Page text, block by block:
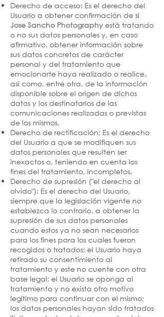
Derecho de acceso: Es el derecho del
Usuario a obtener confirmación de si
Jose Sancho Photography está tratando
o no sus datos personales y, en caso
afirmativo, obtener información sobre
sus datos concretos de carácter
personal y del tratamiento que
emocionarte haya realizado o realice,
así como, entre otra, de la información
disponible sobre el origen de dichos
datos y los destinatarios de las
comunicaciones realizadas o previstas
de los mismos.
Derecho de rectificación: Es el derecho
del Usuario a que se modifiquen sus
datos personales que resulten ser
inexactos o, teniendo en cuenta los
fines del tratamiento, incompletos.
Derecho de supresión ("el derecho al
olvido"): Es el derecho del Usuario,
siempre que la legislación vigente no
establezca lo contrario, a obtener la
supresión de sus datos personales
cuando estos ya no sean necesarios
para los fines para los cuales fueron
recogidos o tratados; el Usuario haya
retirado su consentimiento al
tratamiento y este no cuente con otra
base legal; el Usuario se oponga al
tratamiento y no exista otro motivo
legítimo para continuar con el mismo;
los datos personales hayan sido tratados